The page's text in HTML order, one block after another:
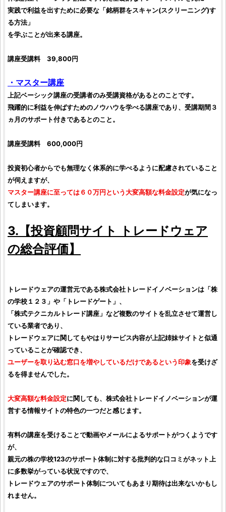
実践で利益を出すために必要な「銘柄群をスキャン(スクリーニング)す
る方法」
を学ぶことが出来る講座。
講座受講料 39,800円
・マスター講座
上記ベーシック講座の受講者のみ受講資格があるとのことです。
飛躍的に利益を伸ばすためのノウハウを学べる講座であり、受講期間３
ヵ月のサポート付きであるとのこと。
講座受講料 600,000円
投資初心者からでも無理なく体系的に学べるように配慮されていること
が伺えますが、
マスター講座に至っては６０万円という大変高額な料金設定が気になっ
てしまいます。
3.【投資顧問サイト
トレードウェア
の総合評価】
トレードウェアの運営元である株式会社トレードイノベーションは「株
の学校１２３ 」や「 トレードゲート 」、
「株式テクニカルトレード講座 」など複数のサイトを乱立させて運営し
ている業者であり、
トレードウェアに関してもやはりサービス内容が上記姉妹サイトと似通
っていることが確認でき、
ユーザーを取り込む窓口を増やしているだけであるという印象を受けざ
るを得ませんでした。
大変高額な料金設定に関しても、 株式会社トレードイノベーションが運
営する情報サイトの特色の一つだと感じます。
有料の講座を受けることで動画やメールによるサポートがつくようです
が、
親元の株の学校123のサポート体制に対する批判的な口コミがネット上
に多数挙がっている状況ですので、
トレードウェアのサポート体制についてもあまり期待は出来ないかもし
れません。